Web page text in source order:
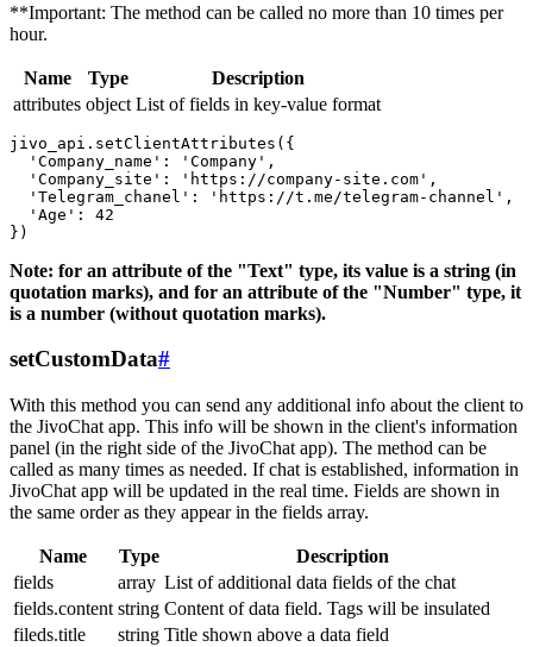
**Important: The method can be called no more than 10 times per
hour.
Name Type
Description
attributes object List of fields in key-value format
jivo_api.setClientAttributes({
  'Company_name': 'Company',
  'Company_site': 'https://company-site.com',
  'Telegram_chanel': 'https://t.me/telegram-channel',
  'Age': 42
Note: for an attribute of the "Text" type, its value is a string (in
quotation marks), and for an attribute of the "Number" type, it
is a number (without quotation marks).
setCustomData#
With this method you can send any additional info about the client to
the JivoChat app. This info will be shown in the client's information
panel (in the right side of the JivoChat app). The method can be
called as many times as needed. If chat is established, information in
JivoChat app will be updated in the real time. Fields are shown in
the same order as they appear in the fields array.
Name Type
Description
fields
array List of additional data fields of the chat
fields.content string Content of data field. Tags will be insulated
fileds.title
string Title shown above a data field